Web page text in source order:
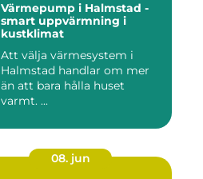
Värmepump i Halmstad -
smart uppvärmning i
kustklimat
Att välja värmesystem i
Halmstad handlar om mer
än att bara hålla huset
varmt. ...
08. jun